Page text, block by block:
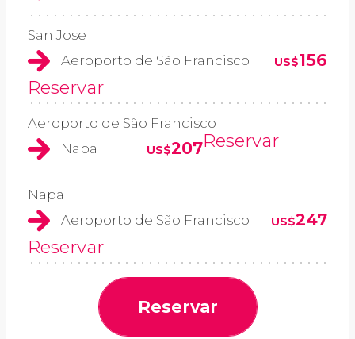
San Jose
Aeroporto de São Francisco
US$156
Reservar
Aeroporto de São Francisco
Napa
US$207Reservar
Napa
Aeroporto de São Francisco
US$247
Reservar
Reservar